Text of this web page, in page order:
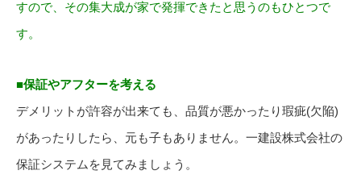
すので、その集大成が家で発揮できたと思うのもひとつで
す。
■保証やアフターを考える
デメリットが許容が出来ても、品質が悪かったり瑕疵(欠陥)
があったりしたら、元も子もありません。一建設株式会社の
保証システムを見てみましょう。